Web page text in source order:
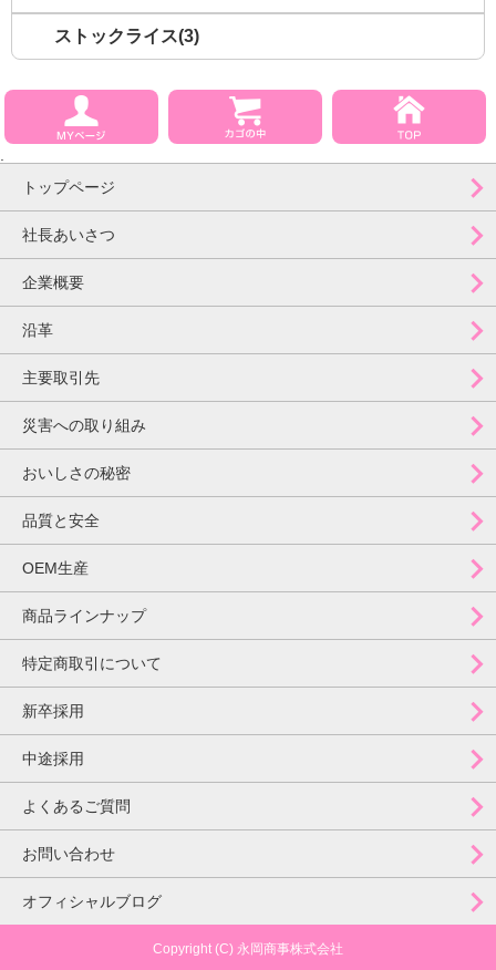
ストックライス(3)
トップページ
社長あいさつ
企業概要
沿革
主要取引先
災害への取り組み
おいしさの秘密
品質と安全
OEM生産
商品ラインナップ
特定商取引について
新卒採用
中途採用
よくあるご質問
お問い合わせ
オフィシャルブログ
Copyright (C) 永岡商事株式会社